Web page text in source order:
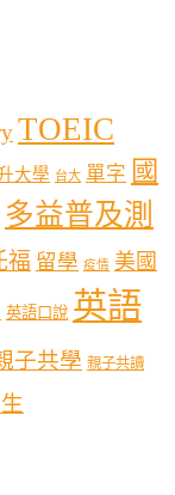
TOEIC
大學 台大 單字 國
多益普及測
福 留學 疫情 美國
英語口說 英語
子共學 親子共讀